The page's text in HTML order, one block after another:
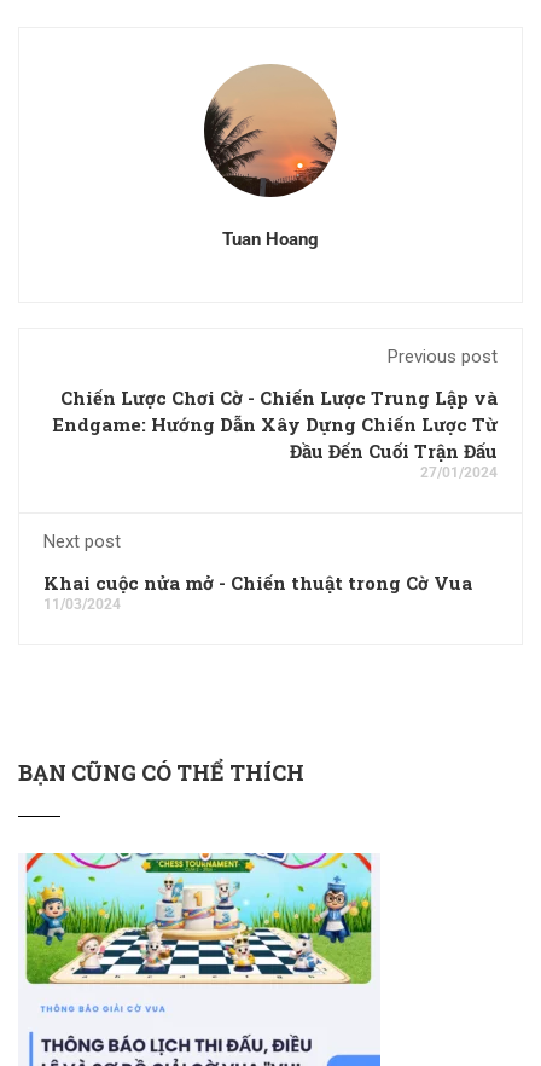
Tuan Hoang
Previous post
Chiến Lược Chơi Cờ - Chiến Lược Trung Lập và
Endgame: Hướng Dẫn Xây Dựng Chiến Lược Từ
Đầu Đến Cuối Trận Đấu
27/01/2024
Next post
Khai cuộc nửa mở - Chiến thuật trong Cờ Vua
11/03/2024
BẠN CŨNG CÓ THỂ THÍCH